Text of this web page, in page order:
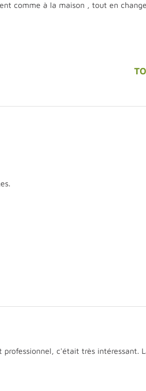
comme à la maison , tout en
c'était très intéressant.